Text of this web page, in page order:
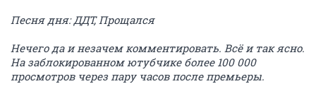
Песня дня: ДДТ, Прощался
Нечего да и незачем комментировать. Всё и так ясно.
На заблокированном ютубчике более 100 000
просмотров через пару часов после премьеры.